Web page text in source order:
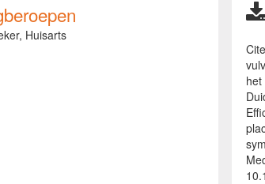
Huisarts